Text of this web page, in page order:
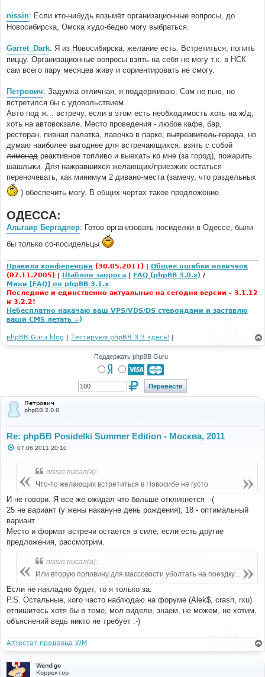
nissin: Если кто-нибудь возьмёт организационные вопросы, до
Новосибирска, Омска худо-бедно могу выбраться.
Garret_Dark: Я из Новосибирска, желание есть. Встретиться, попить
пиццу. Организационные вопросы взять на себя не могу т.к. в НСК
сам всего пару месяцев живу и сориентировать не смогу.
Петрович: Задумка отличная, я поддерживаю. Сам не пью, но
встретился бы с удовольствием.
Авто под ж... встречу, если в этом есть необходимость хоть на ж/д,
хоть на автовокзале. Место проведения - любое кафе, бар,
ресторан, пивная палатка, лавочка в парке, вытрезвитель города, но
думаю наиболее выгоднее для встречающихся: взять с собой
лимонад реактивное топливо и выехать ко мне (за город), пожарить
шашлыки. Для нажравшихся желающих/приезжих остаться
переночевать, как минимум 2 дивано-места (замечу, что раздельных
) обеспечить могу. В общих чертах такое предложение.
ОДЕССА:
Альтаир Бергадлер: Готов организовать посиделки в Одессе, были
бы только со-посидельцы
Правила конференции (30.05.2011) | Общие ошибки новичков
(07.11.2005) | Шаблон запроса | FAQ (phpBB 3.0.x) /
Мини [FAQ] по phpBB 3.1.x
Последние и единственно актуальные на сегодня версии - 3.1.12
и 3.2.2!
Небесплатно накачаю ваш VPS/VDS/DS стероидами и заставлю
ваши CMS летать =)
phpBB Guru blog | Тестируем phpBB 3.3 здесь! |
Поддержать phpBB Guru
Петрович
phpBB 2.0.0
Re: phpBB Posidelki Summer Edition - Москва, 2011
С
и
е
07.06.2011 20:10
nissin писал(а):
Что-то желающих встретиться в Новосибе не густо
И не говори. Я все же ожидал что больше откликнется :-(
25 не вариант (у жены накануне день рождения), 18 - оптимальный
вариант.
Место и формат встречи остается в силе, если есть другие
предложения, рассмотрим.
nissin писал(а):
Или вторую половину для массовости уболтать на поездку...
Если не накладно будет, то я только за.
P.S. Остальные, кого часто наблюдаю на форуме (Alek$, crash, rxu)
отпишитесь хотя бы в теме, мол видели, знаем, не можем, не хотим,
объяснений ведь никто не требует :-)
Аттестат продавца WM
Wendigo
Корректор